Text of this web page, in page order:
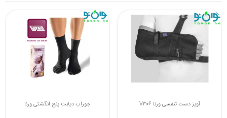
آویز دست تنفسی ورنا V306 جوراب ضد خستگی وضد واریس ورنا